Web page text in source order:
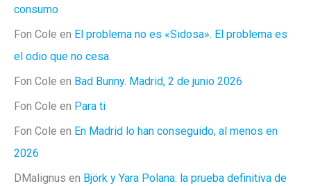
consumo
Fon Cole en El problema no es «Sidosa». El problema es
el odio que no cesa.
Fon Cole en Bad Bunny. Madrid, 2 de junio 2026
Fon Cole en Para ti
Fon Cole en En Madrid lo han conseguido, al menos en
2026
DMalignus en Björk y Yara Polana: la prueba definitiva de